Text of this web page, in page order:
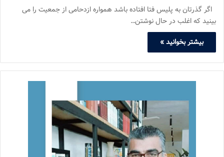
اگر گذرتان به پلیس فتا افتاده باشد همواره ازدحامی از جمعیت را می
بینید که اغلب در حال نوشتن…
بیشتر بخوانید »